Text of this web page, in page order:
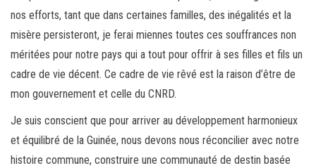
nos efforts, tant que dans certaines familles, des inégalités et la
misère persisteront, je ferai miennes toutes ces souffrances non
méritées pour notre pays qui a tout pour offrir à ses filles et fils un
cadre de vie décent. Ce cadre de vie rêvé est la raison d’être de
mon gouvernement et celle du CNRD.
Je suis conscient que pour arriver au développement harmonieux
et équilibré de la Guinée, nous devons nous réconcilier avec notre
histoire commune, construire une communauté de destin basée